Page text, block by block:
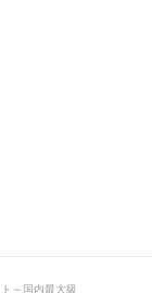
～国内最大級